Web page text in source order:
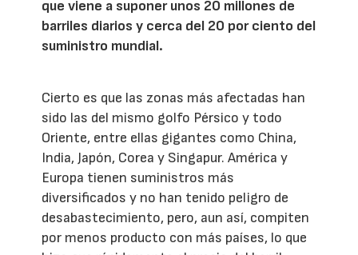
que viene a suponer unos 20 millones de
barriles diarios y cerca del 20 por ciento del
suministro mundial.
Cierto es que las zonas más afectadas han
sido las del mismo golfo Pérsico y todo
Oriente, entre ellas gigantes como China,
India, Japón, Corea y Singapur. América y
Europa tienen suministros más
diversificados y no han tenido peligro de
desabastecimiento, pero, aun así, compiten
por menos producto con más países, lo que